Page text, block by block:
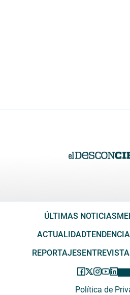
ÚLTIMAS NOTICIAS
ACTUALIDAD
REPORTAJES
Política de